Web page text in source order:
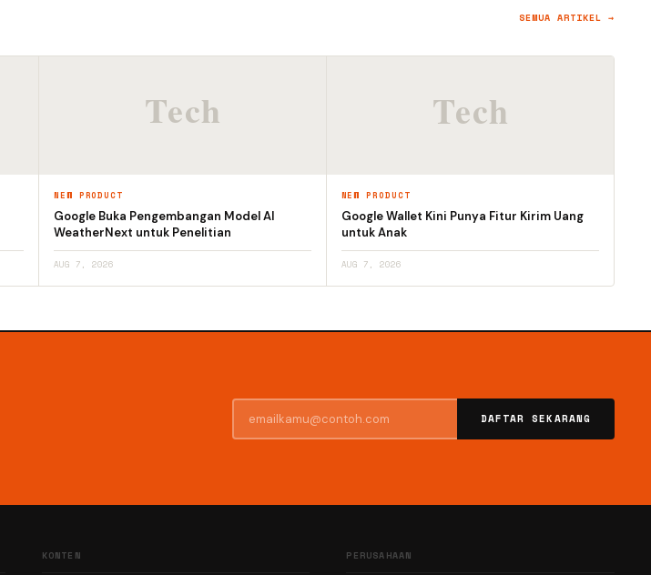
SEMUA ARTIKEL →
NEW PRODUCT
Google Buka Pengembangan Model AI
WeatherNext untuk Penelitian
AUG 7, 2026
NEW PRODUCT
Google Wallet Kini Punya Fitur Kirim Uang
untuk Anak
AUG 7, 2026
DAFTAR SEKARANG
KONTEN PERUSAHAAN